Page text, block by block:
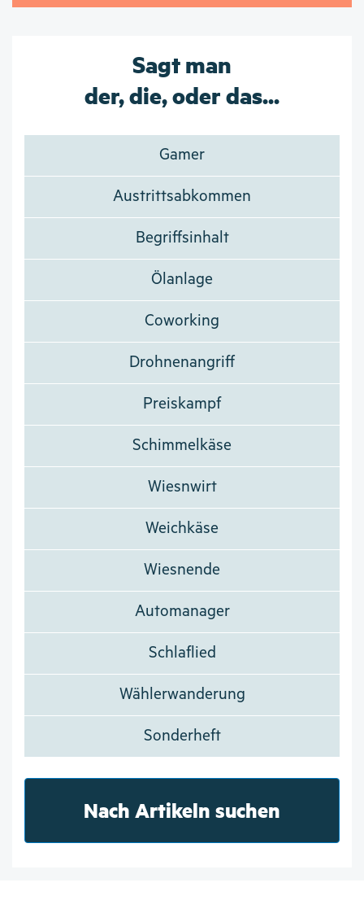
Sagt man
der, die, oder das...
Gamer
Austrittsabkommen
Begriffsinhalt
Ölanlage
Coworking
Drohnenangriff
Preiskampf
Schimmelkäse
Wiesnwirt
Weichkäse
Wiesnende
Automanager
Schlaflied
Wählerwanderung
Sonderheft
Nach Artikeln suchen